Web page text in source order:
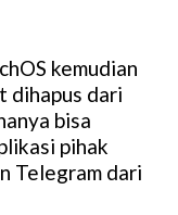
kemudian
dihapus dari
bisa
pihak
Telegram dari